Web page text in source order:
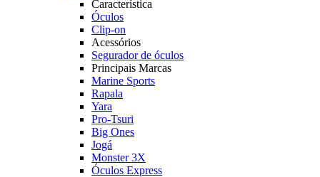
Característica
Óculos
Clip-on
Acessórios
Segurador de óculos
Principais Marcas
Marine Sports
Rapala
Yara
Pro-Tsuri
Big Ones
Jogá
Monster 3X
Óculos Express